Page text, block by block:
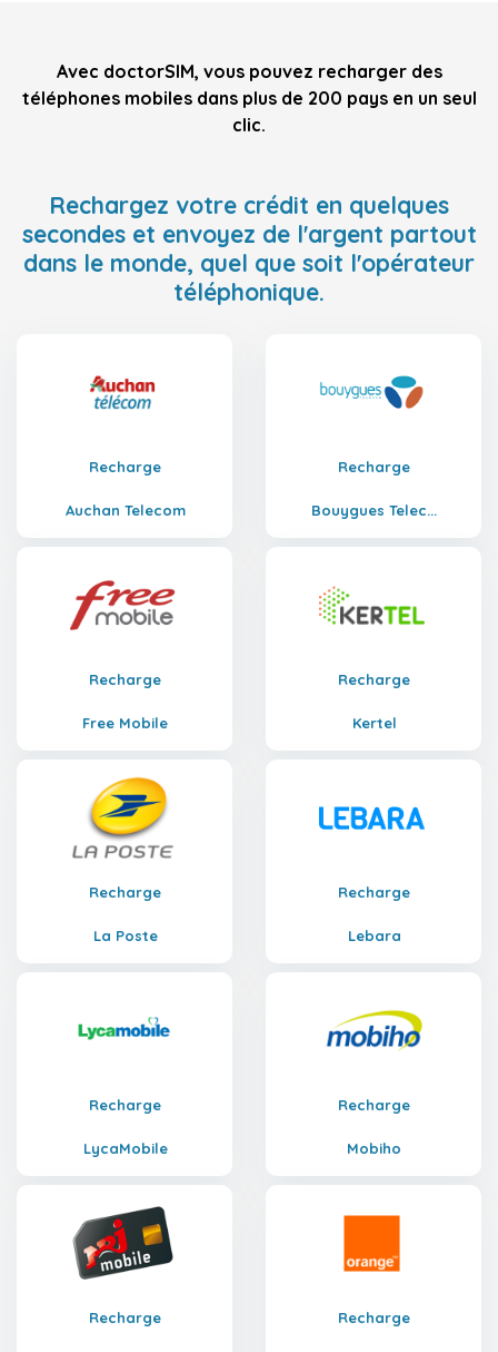
Avec doctorSIM, vous pouvez recharger des
téléphones mobiles dans plus de 200 pays en un seul
clic.
Rechargez votre crédit en quelques
secondes et envoyez de l'argent partout
dans le monde, quel que soit l'opérateur
téléphonique.
Recharge
Auchan Telecom
Recharge
Bouygues Telec...
Recharge
Free Mobile
Recharge
Kertel
Recharge
La Poste
Recharge
Lebara
Recharge
LycaMobile
Recharge
Mobiho
Recharge Recharge